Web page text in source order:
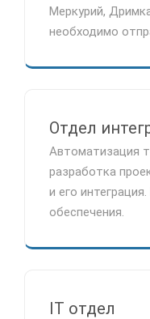
Меркурий,
необходимо
Отдел
Автоматизация
разработка
и его
обеспечения.
IT отдел